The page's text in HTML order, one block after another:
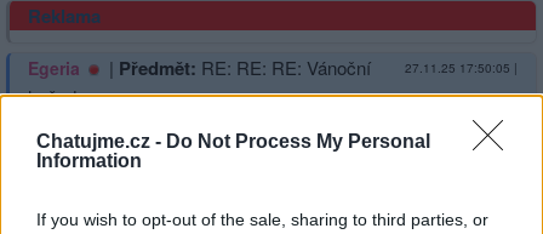
Chatujme.cz - Do Not Process My Personal
Information
If you wish to opt-out of the sale, sharing to third parties, or
Reklama
Egeria | Předmět: RE: RE: RE: Vánoční
hvězda
27.11.25 17:50:05 |
#166
Reakce na příspěvek#165
Toť velice moudrý muž.